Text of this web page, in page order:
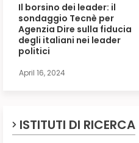
Il borsino dei leader: il
sondaggio Tecnè per
Agenzia Dire sulla fiducia
degli italiani nei leader
politici
April 16, 2024
ISTITUTI DI RICERCA